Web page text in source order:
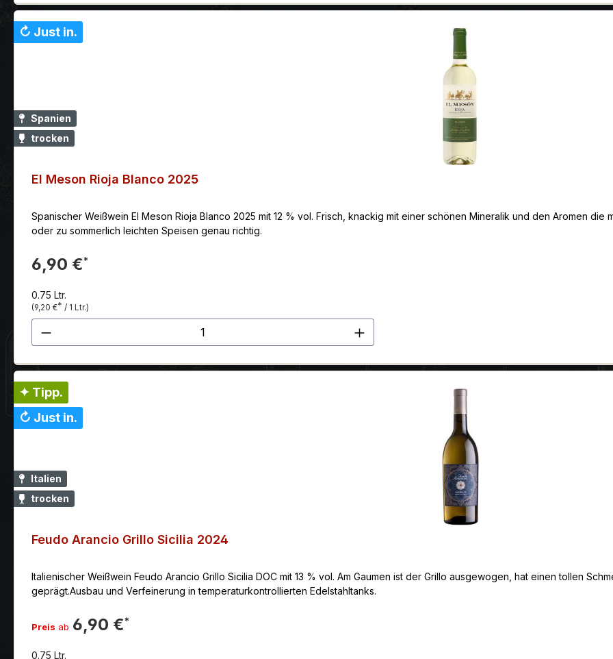
↻ Just in.
Spanien
trocken
El Meson Rioja Blanco 2025
Spanischer Weißwein El Meson Rioja Blanco 2025 mit 12 % vol. Frisch, knackig mit einer schönen Mineralik und den Aromen
oder zu sommerlich leichten Speisen genau richtig.
6,90 €*
0.75 Ltr.
(9,20 €* / 1 Ltr.)
Produkt Anzahl: Gib den gewünschten Wert ein oder benutze die
✦ Tipp.
↻ Just in.
Italien
trocken
Feudo Arancio Grillo Sicilia 2024
Italienischer Weißwein Feudo Arancio Grillo Sicilia DOC mit 13 % vol. Am Gaumen ist der Grillo ausgewogen, hat einen tollen
geprägt.Ausbau und Verfeinerung in temperaturkontrollierten Edelstahltanks.
Preis ab 6,90 €*
0.75 Ltr.